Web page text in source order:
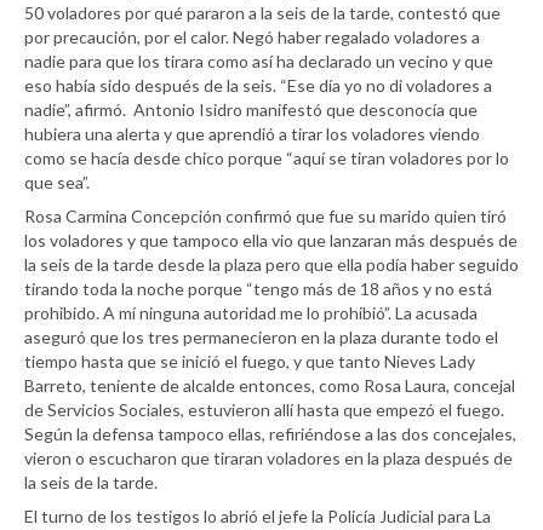
50 voladores por qué pararon a la seis de la tarde, contestó que
por precaución, por el calor. Negó haber regalado voladores a
nadie para que los tirara como así ha declarado un vecino y que
eso había sido después de la seis. “Ese día yo no di voladores a
nadie”, afirmó. Antonio Isidro manifestó que desconocía que
hubiera una alerta y que aprendió a tirar los voladores viendo
como se hacía desde chico porque “aquí se tiran voladores por lo
que sea”.
Rosa Carmina Concepción confirmó que fue su marido quien tiró
los voladores y que tampoco ella vio que lanzaran más después de
la seis de la tarde desde la plaza pero que ella podía haber seguido
tirando toda la noche porque “tengo más de 18 años y no está
prohibido. A mí ninguna autoridad me lo prohibió”. La acusada
aseguró que los tres permanecieron en la plaza durante todo el
tiempo hasta que se inició el fuego, y que tanto Nieves Lady
Barreto, teniente de alcalde entonces, como Rosa Laura, concejal
de Servicios Sociales, estuvieron allí hasta que empezó el fuego.
Según la defensa tampoco ellas, refiriéndose a las dos concejales,
vieron o escucharon que tiraran voladores en la plaza después de
la seis de la tarde.
El turno de los testigos lo abrió el jefe la Policía Judicial para La